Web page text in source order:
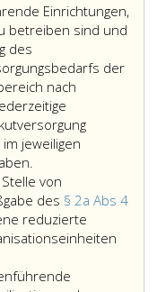
Einrichtungen,
betreiben sind und
des
der
nach
jeweiligen
sind
bettenführende
Einrichtungen,
die
uneingeschränkt
von
des § 2a Abs 4
reduzierte